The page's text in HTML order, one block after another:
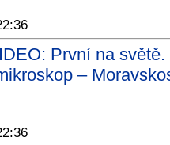
První na
–